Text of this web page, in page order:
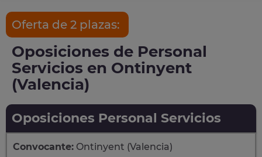
Oferta de 2 plazas:
Oposiciones de Personal
Servicios en Ontinyent
(Valencia)
Oposiciones Personal Servicios
Convocante: Ontinyent (Valencia)